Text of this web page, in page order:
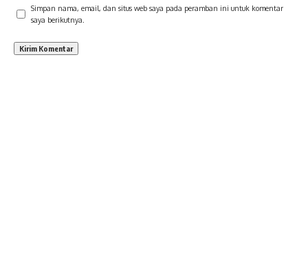
Simpan nama, email, dan situs web saya pada peramban ini untuk komentar
saya berikutnya.